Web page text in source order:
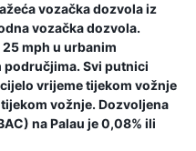
vozačka dozvola iz
vozačka dozvola.
mph u urbanim
Svi putnici
vrijeme tijekom vožnje
vožnje. Dozvoljena
na Palau je 0,08% ili